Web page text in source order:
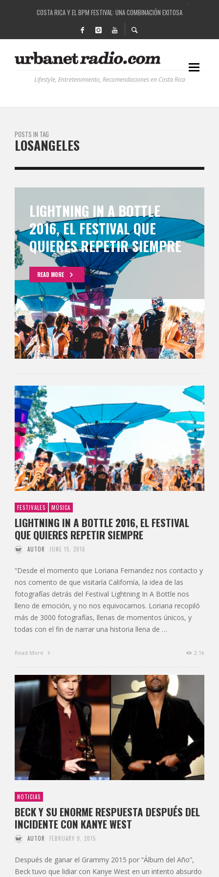
COSTA RICA Y EL BPM FESTIVAL: UNA COMBINACIÓN EXITOSA
RUTAS NATURBANAS: EL PROYECTO QUE ESTÁ TRANSFORMANDO LA CALIDAD DE
LA HISTORIA DETRÁS DE LA MÚSICA ELECTRÓNICA: BBC RADIOPHONIC WORKSHOP
Lifestyle, Entretenimiento, Recomendaciones en Costa Rica
POSTS IN TAG
LOSANGELES
LIGHTNING IN A BOTTLE
2016, EL FESTIVAL QUE
QUIERES REPETIR SIEMPRE
READ MORE
FESTIVALES MÚSICA
LIGHTNING IN A BOTTLE 2016, EL FESTIVAL
QUE QUIERES REPETIR SIEMPRE
AUTOR JUNE 15, 2016
“Desde el momento que Loriana Fernandez nos contacto y
nos comento de que visitaría Californía, la idea de las
fotografías detrás del Festival Lightning In A Bottle nos
lleno de emoción, y no nos equivocamos. Loriana recopiló
más de 3000 fotografías, llenas de momentos únicos, y
todas con el fin de narrar una historia llena de …
Read More 2.1k
NOTICIAS
BECK Y SU ENORME RESPUESTA DESPUÉS DEL
INCIDENTE CON KANYE WEST
AUTOR FEBRUARY 9, 2015
Después de ganar el Grammy 2015 por “Álbum del Año”,
Beck tuvo que lidiar con Kanye West en un intento absurdo